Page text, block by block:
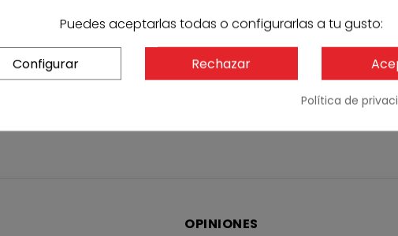
REFERENCIAS
Código Sasmak
Referencia
OPINIONES
Puedes aceptarlas todas o configurarlas a tu gusto:
Configurar Rechazar
Política de